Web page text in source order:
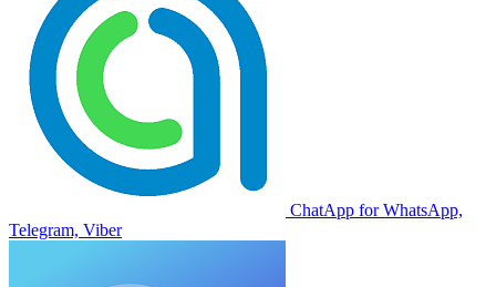
ChatApp for WhatsApp,
Telegram, Viber